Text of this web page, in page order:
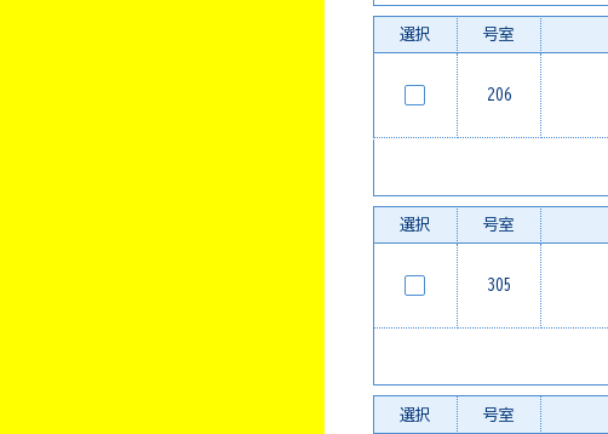
選択 号室
206
選択 号室
305
選択 号室